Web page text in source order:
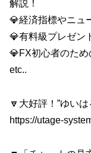
解説！
💎経済指標やニュ
💎有料級プレゼン
💎FX初心者のた
etc..
🔽大好評！”ゆい
https://utage-